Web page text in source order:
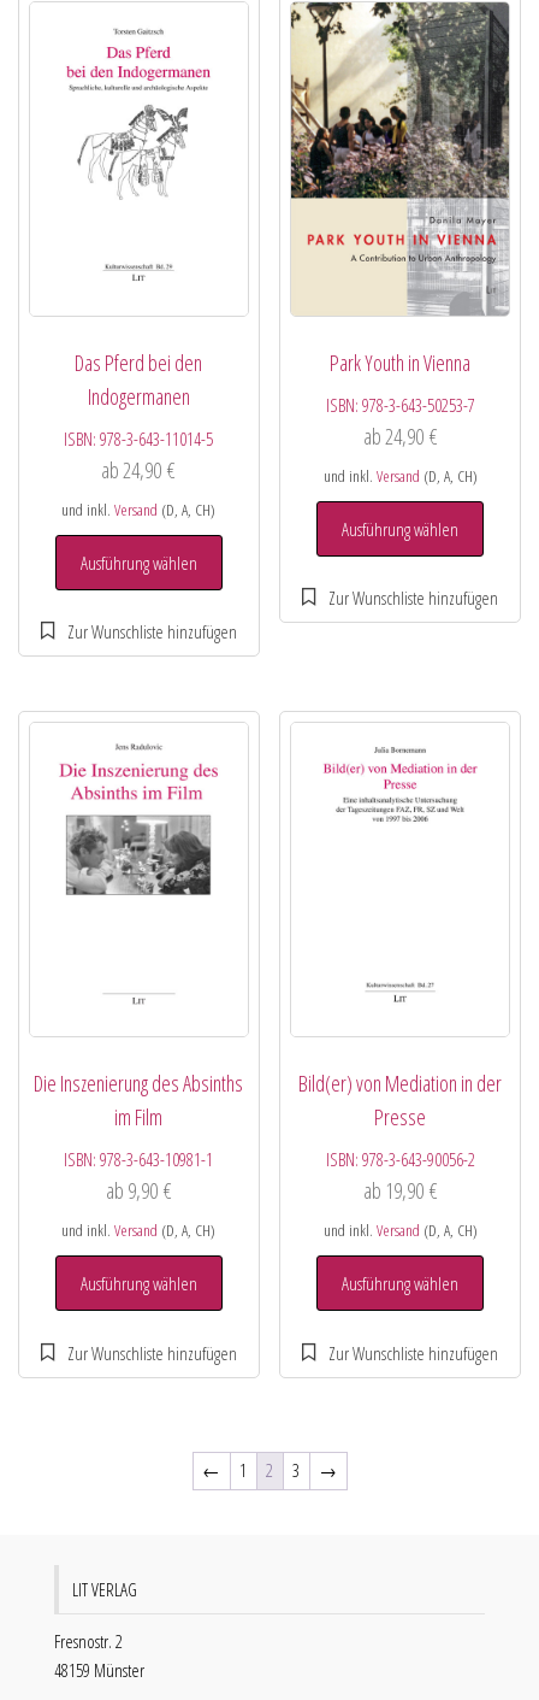
Das Pferd bei den
Indogermanen
ISBN:978-3-643-11014-5
ab 24,90€
und inkl.Versand (D, A, CH)
Ausführung wählen
Park Youth in Vienna
ISBN: 978-3-643-50253-7
ab 24,90 €
und inkl. Versand (D, A, CH)
Ausführung wählen
Die Inszenierung des Absinths
im Film
ISBN:978-3-643-10981-1
ab 9,90 €
und inkl.Versand (D, A, CH)
Ausführung wählen
Bild(er) von Mediation in der
Presse
ISBN: 978-3-643-90056-2
ab 19,90 €
und inkl. Versand (D, A, CH)
Ausführung wählen
← 1 2 3 →
LIT VERLAG
Fresnostr. 2
48159 Münster